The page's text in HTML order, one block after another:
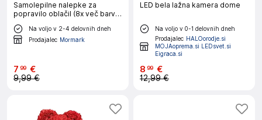
Samolepilne nalepke za
popravilo oblačil (8x več barv) |
ZAKRPKA
Na voljo v 2-4 delovnih dneh
Prodajalec Mormark
7 99 €
9,99 €
LED bela lažna kamera dome
Na voljo v 0-1 delovnih dneh
Prodajalec HALOorodje.si
MOJAoprema.si LEDsvet.si
Eigraca.si
8 99 €
12,99 €